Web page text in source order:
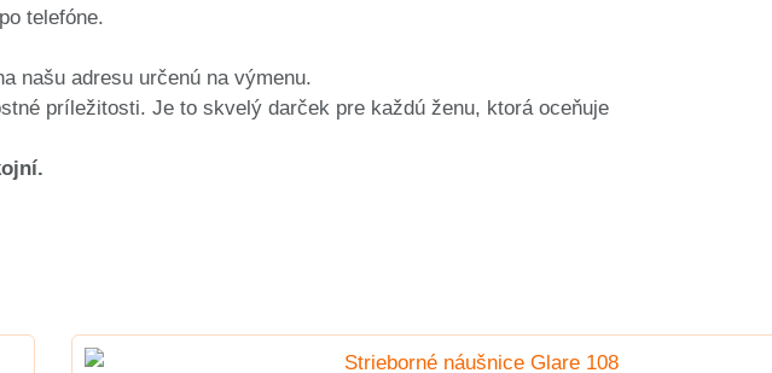
telefóne.
našu adresu určenú na výmenu.
príležitosti. Je to skvelý darček pre každú ženu, ktorá oceňuje